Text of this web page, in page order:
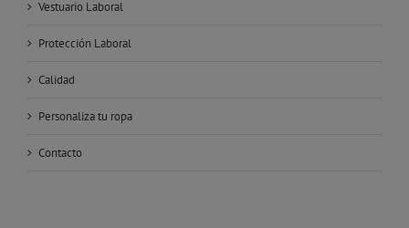
Vestuario Laboral
Protección Laboral
Calidad
Personaliza tu ropa
Contacto